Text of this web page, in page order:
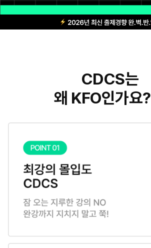
CDCS는
왜 KFO인가요?